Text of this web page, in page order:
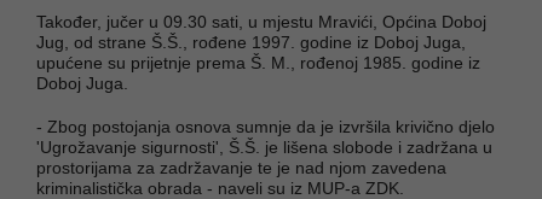
Također, jučer u 09.30 sati, u mjestu Mravići, Općina Doboj
Jug, od strane Š.Š., rođene 1997. godine iz Doboj Juga,
upućene su prijetnje prema Š. M., rođenoj 1985. godine iz
Doboj Juga.
- Zbog postojanja osnova sumnje da je izvršila krivično djelo
'Ugrožavanje sigurnosti', Š.Š. je lišena slobode i zadržana u
prostorijama za zadržavanje te je nad njom zavedena
kriminalistička obrada - naveli su iz MUP-a ZDK.